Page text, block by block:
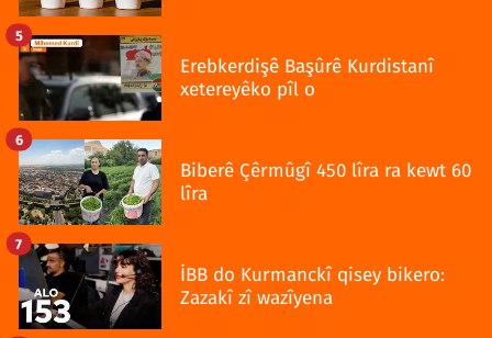
Erebkerdişê Başûrê Kurdistanî
xetereyêko pîl o
5
Biberê Çêrmûgî 450 lîra ra kewt 60
lîra
6
İBB do Kurmanckî qisey bikero:
Zazakî zî wazîyena
7